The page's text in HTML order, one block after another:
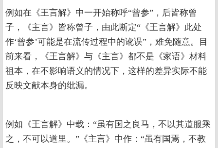
例如在《王言解》中一开始称呼“曾参”，后皆称曾
子，《主言》皆称曾子，由此断定“《王言解》此处
作‘曾参’可能是在流传过程中的讹误”，难免随意。目
前来看，《王言解》与《主言》都不是《家语》材料
祖本，在不影响语义的情况下，这样的差异实际不能
反映文献本身的纰漏。
例如《王言解》中载：“虽有国之良马，不以其道服乘
之，不可以道里。”《主言》中作：“虽有国焉，不教